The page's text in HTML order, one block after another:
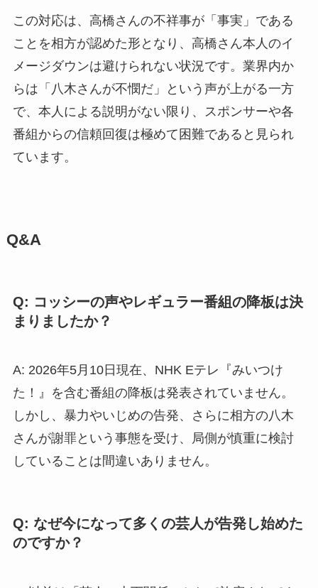
この対応は、高橋さんの不祥事が「事実」である
ことを相方が認めた形となり、高橋さん本人のイ
メージダウンは避けられない状況です。業界内か
らは「八木さんが不憫だ」という声が上がる一方
で、本人による説明がない限り、スポンサーや各
番組からの信頼回復は極めて困難であると見られ
ています。
Q&A
Q: コッシーの声やレギュラー番組の降板は決
まりましたか？
A: 2026年5月10日現在、NHK Eテレ『みいつけ
た！』を含む番組の降板は発表されていません。
しかし、暴力やいじめの告発、さらに相方の八木
さんが謝罪という事態を受け、局側が慎重に検討
していることは間違いありません。
Q: なぜ今になって多くの芸人が告発し始めた
のですか？